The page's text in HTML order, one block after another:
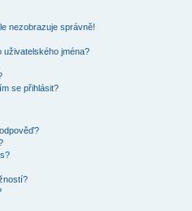
nezobrazuje správně!
uživatelského jména?
se přihlásit?